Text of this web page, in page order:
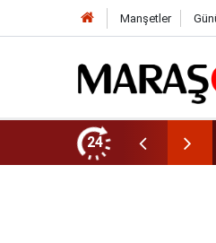
Manşetler
24
Grup YolunuYeniliyor!